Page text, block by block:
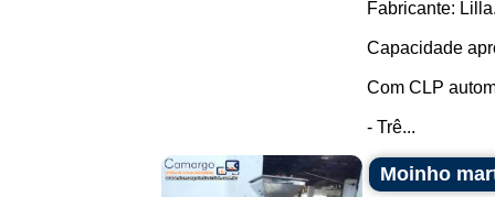
Fabricante:
Capacidade
Com CLP
- Trê...
Moinho